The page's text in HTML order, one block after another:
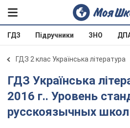
ГДЗ Підручники ЗНО
ГДЗ 2 клас Українська література
ГДЗ Українська
2016 г.. Уровень
русскоязычных школ